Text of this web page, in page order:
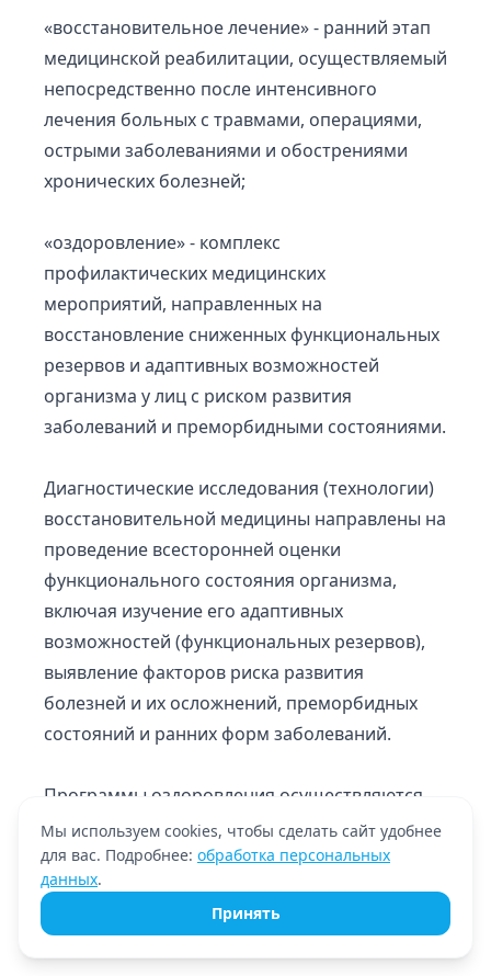
«восстановительное лечение» - ранний этап
медицинской реабилитации, осуществляемый
непосредственно после интенсивного
лечения больных с травмами, операциями,
острыми заболеваниями и обострениями
хронических болезней;
«оздоровление» - комплекс
профилактических медицинских
мероприятий, направленных на
восстановление сниженных функциональных
резервов и адаптивных возможностей
организма у лиц с риском развития
заболеваний и преморбидными состояниями.
Диагностические исследования (технологии)
восстановительной медицины направлены на
проведение всесторонней оценки
функционального состояния организма,
включая изучение его адаптивных
возможностей (функциональных резервов),
выявление факторов риска развития
болезней и их осложнений, преморбидных
состояний и ранних форм заболеваний.
Программы оздоровления осуществляются
по отношению к практически здоровым
лицам, ослабленным в результате
воздействия неблагоприятных факторов
среды и деятельности или перенесенных
Мы используем cookies, чтобы сделать сайт удобнее
для вас. Подробнее: обработка персональных
данных.
Принять